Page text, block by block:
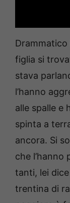
Drammatico
figlia si
stava
l’hanno
alle spalle e
spinta a
ancora. Si
che l’hanno
tanti, lei
trentina di